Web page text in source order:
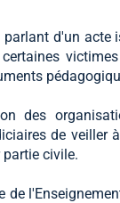
d'un acte
des
de veiller
civile.